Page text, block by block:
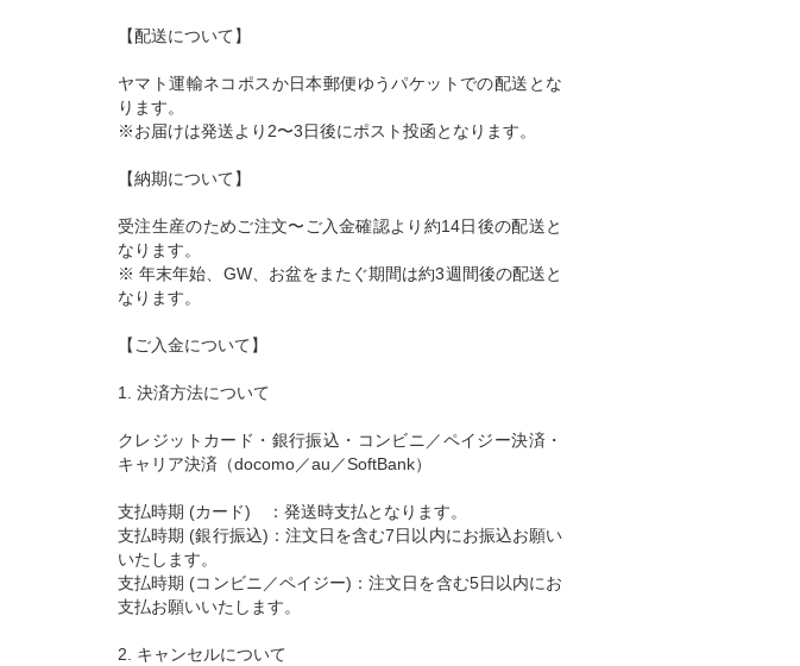
【配送について】
ヤマト運輸ネコポスか日本郵便ゆうパケットでの配送とな
ります。
※お届けは発送より2〜3日後にポスト投函となります。
【納期について】
受注生産のためご注文〜ご入金確認より約14日後の配送と
なります。
※ 年末年始、GW、お盆をまたぐ期間は約3週間後の配送と
なります。
【ご入金について】
1. 決済方法について
クレジットカード・銀行振込・コンビニ／ペイジー決済・
キャリア決済（docomo／au／SoftBank）
支払時期 (カード) ：発送時支払となります。
支払時期 (銀行振込)：注文日を含む7日以内にお振込お願い
いたします。
支払時期 (コンビニ／ペイジー)：注文日を含む5日以内にお
支払お願いいたします。
2. キャンセルについて